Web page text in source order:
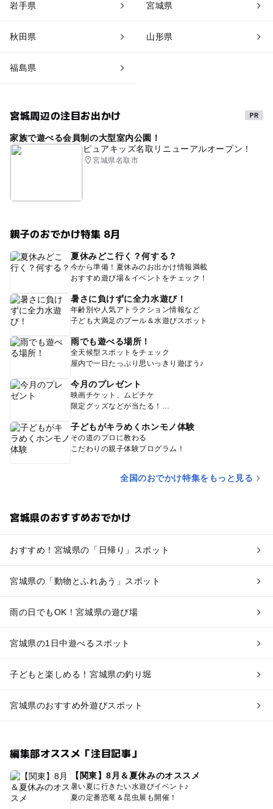
岩手県 宮城県
秋田県 山形県
福島県
宮城周辺の注目お出かけ
家族で遊べる会員制の大型室内公園！
ピュアキッズ名取リニューアルオープン！
宮城県名取市
親子のおでかけ特集 8月
夏休みどこ行く？何する？
今から準備！夏休みのお出かけ情報満載
おすすめ遊び場＆イベントをチェック！
暑さに負けずに全力水遊び！
年齢別や人気アトラクション情報など
子ども大満足のプール＆水遊びスポット
雨でも遊べる場所！
全天候型スポットをチェック
屋内で一日たっぷり思いっきり遊ぼう♪
今月のプレゼント
映画チケット、ムビチケ
限定グッズなどが当たる！
子どもがキラめくホンモノ体験
その道のプロに教わる
こだわりの親子体験プログラム！
全国のおでかけ特集をもっと見る
宮城県のおすすめおでかけ
おすすめ！宮城県の「日帰り」スポット
宮城県の「動物とふれあう」スポット
雨の日でもOK！宮城県の遊び場
宮城県の1日中遊べるスポット
子どもと楽しめる！宮城県の釣り堀
宮城県のおすすめ外遊びスポット
編集部オススメ「注目記事」
【関東】8月＆夏休みのオススメ
暑い夏に行きたい水遊びイベント♪
夏の定番恐竜＆昆虫展も開催！